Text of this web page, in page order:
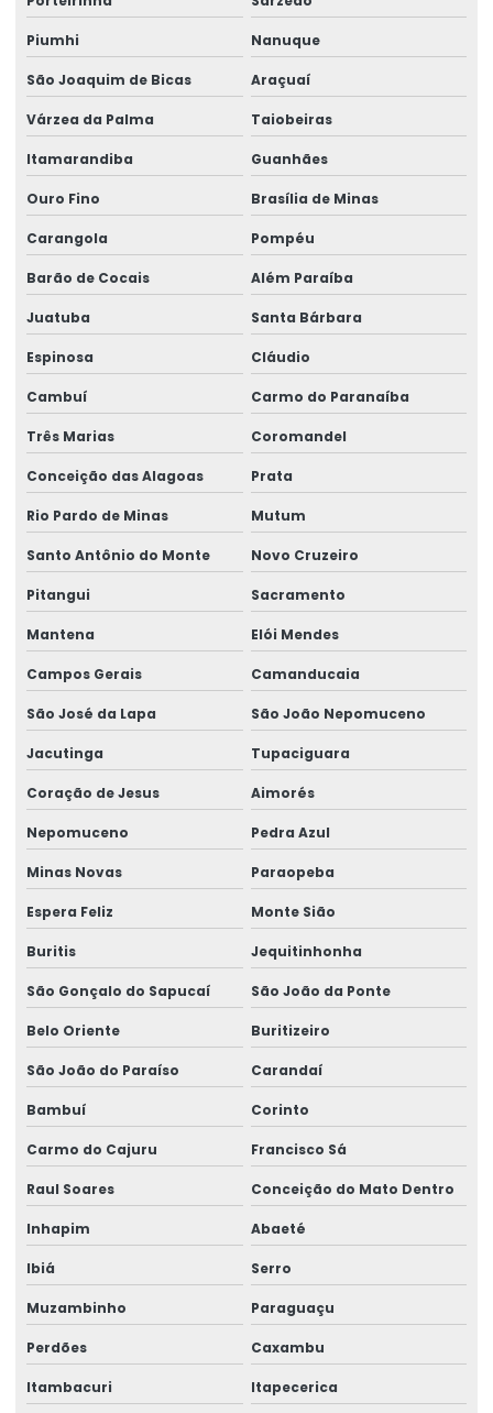
Piumhi Nanuque
São Joaquim de Bicas Araçuaí
Várzea da Palma Taiobeiras
Itamarandiba Guanhães
Ouro Fino Brasília de Minas
Carangola Pompéu
Barão de Cocais Além Paraíba
Juatuba Santa Bárbara
Espinosa Cláudio
Cambuí Carmo do Paranaíba
Três Marias Coromandel
Conceição das Alagoas Prata
Rio Pardo de Minas Mutum
Santo Antônio do Monte Novo Cruzeiro
Pitangui Sacramento
Mantena Elói Mendes
Campos Gerais Camanducaia
São José da Lapa São João Nepomuceno
Jacutinga Tupaciguara
Coração de Jesus Aimorés
Nepomuceno Pedra Azul
Minas Novas Paraopeba
Espera Feliz Monte Sião
Buritis Jequitinhonha
São Gonçalo do Sapucaí São João da Ponte
Belo Oriente Buritizeiro
São João do Paraíso Carandaí
Bambuí Corinto
Carmo do Cajuru Francisco Sá
Raul Soares Conceição do Mato Dentro
Inhapim Abaeté
Ibiá Serro
Muzambinho Paraguaçu
Perdões Caxambu
Itambacuri Itapecerica